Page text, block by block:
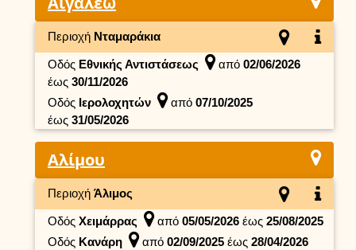
Περιοχή Νταμαράκια
Οδός Εθνικής Αντιστάσεως από 02/06/2026
έως 30/11/2026
Οδός Ιερολοχητών από 07/10/2025
έως 31/05/2026
Αλίμου
Περιοχή Άλιμος
Οδός Χειμάρρας από 05/05/2026 έως 25/08/2025
Οδός Κανάρη από 02/09/2025 έως 28/04/2026